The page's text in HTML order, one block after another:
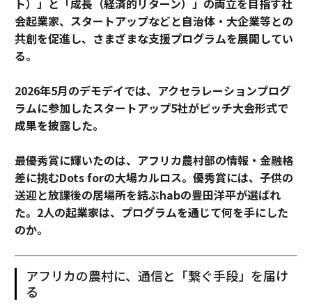
ト）」と「成長（経済的リターン）」の両立を目指す社
会起業家、スタートアップなどと自治体・大企業等との
共創を促進し、さまざまな支援プログラムを展開してい
る。
2026年5月のデモデイでは、アクセラレーションプログ
ラムに参加したスタートアップ5社がピッチ大会形式で
成果を披露した。
最優秀賞に輝いたのは、アフリカ農村部の情報・金融格
差に挑むDots forの大場カルロス。優秀賞には、子供の
送迎と放課後の居場所を結ぶhabの豊田洋平が選ばれ
た。2人の起業家は、プログラムを通じて何を手にした
のか。
アフリカの農村に、通信と「繋ぐ手段」を届け
る